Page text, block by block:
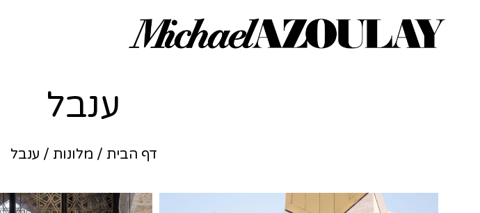
ענבל
דף הבית / מלונות / ענבל